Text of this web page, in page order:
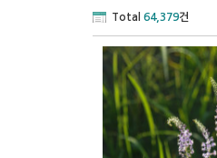
Total 64,379건